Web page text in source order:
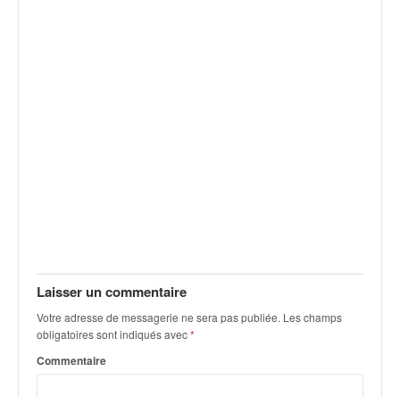
Laisser un commentaire
Votre adresse de messagerie ne sera pas publiée. Les champs
obligatoires sont indiqués avec*
Commentaire